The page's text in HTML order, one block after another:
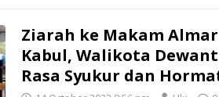
Ziarah ke Makam
Kabul, Walikota
Rasa Syukur dan